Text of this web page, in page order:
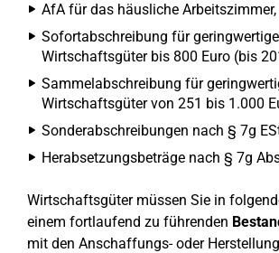
AfA für das häusliche Arbeitszimmer,
Sofortabschreibung für geringwertige
Wirtschaftsgüter bis 800 Euro (bis
Sammelabschreibung für
Wirtschaftsgüter von 251 bis 1.000
Sonderabschreibungen nach § 7g
Herabsetzungsbeträge nach § 7g
Wirtschaftsgüter müssen Sie in
einem fortlaufend zu führenden
mit den Anschaffungs- oder